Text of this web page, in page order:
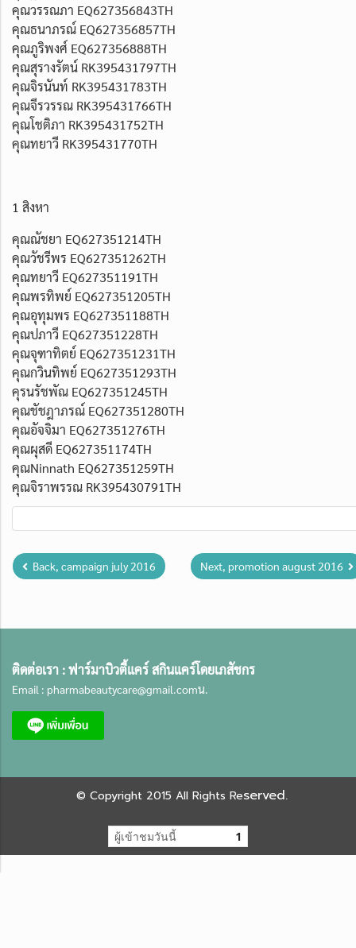
คุณวรรณภา EQ627356843TH
คุณธนาภรณ์ EQ627356857TH
คุณภูริพงศ์ EQ627356888TH
คุณสุรางรัตน์ RK395431797TH
คุณจิรนันท์ RK395431783TH
คุณจีรวรรณ RK395431766TH
คุณโชติภา RK395431752TH
คุณทยาวี RK395431770TH
1 สิงหา
คุณณัชยา EQ627351214TH
คุณวัชรีพร EQ627351262TH
คุณทยาวี EQ627351191TH
คุณพรทิพย์ EQ627351205TH
คุณอุทุมพร EQ627351188TH
คุณปภาวี EQ627351228TH
คุณจุฑาทิตย์ EQ627351231TH
คุณกวินทิพย์ EQ627351293TH
คุรนรัชพัณ EQ627351245TH
คุณชัชฎาภรณ์ EQ627351280TH
คุณอัจจิมา EQ627351276TH
คุณผุสดี EQ627351174TH
คุณNinnath EQ627351259TH
คุณจิราพรรณ RK395430791TH
Back, campaign july 2016 Next, promotion august 2016
ติดต่อเรา :ฟาร์มาบิวตี้แคร์ สกินแคร์โดยเภสัชกร
Email : pharmabeautycare@gmail.comน.
© Copyright 2015 All Rights Reserved.
ผู้เข้าชมวันนี้ 1